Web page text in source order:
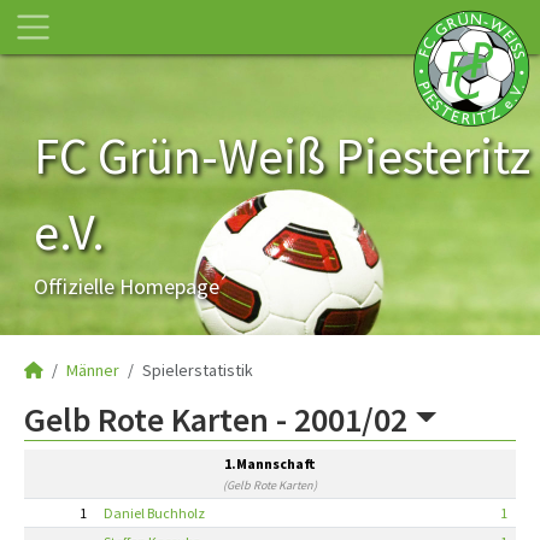
FC Grün-Weiß Piesteritz
e.V.
Offizielle Homepage
Männer Spielerstatistik
Gelb Rote Karten - 2001/02
1.Mannschaft
(Gelb Rote Karten)
1 Daniel Buchholz
1